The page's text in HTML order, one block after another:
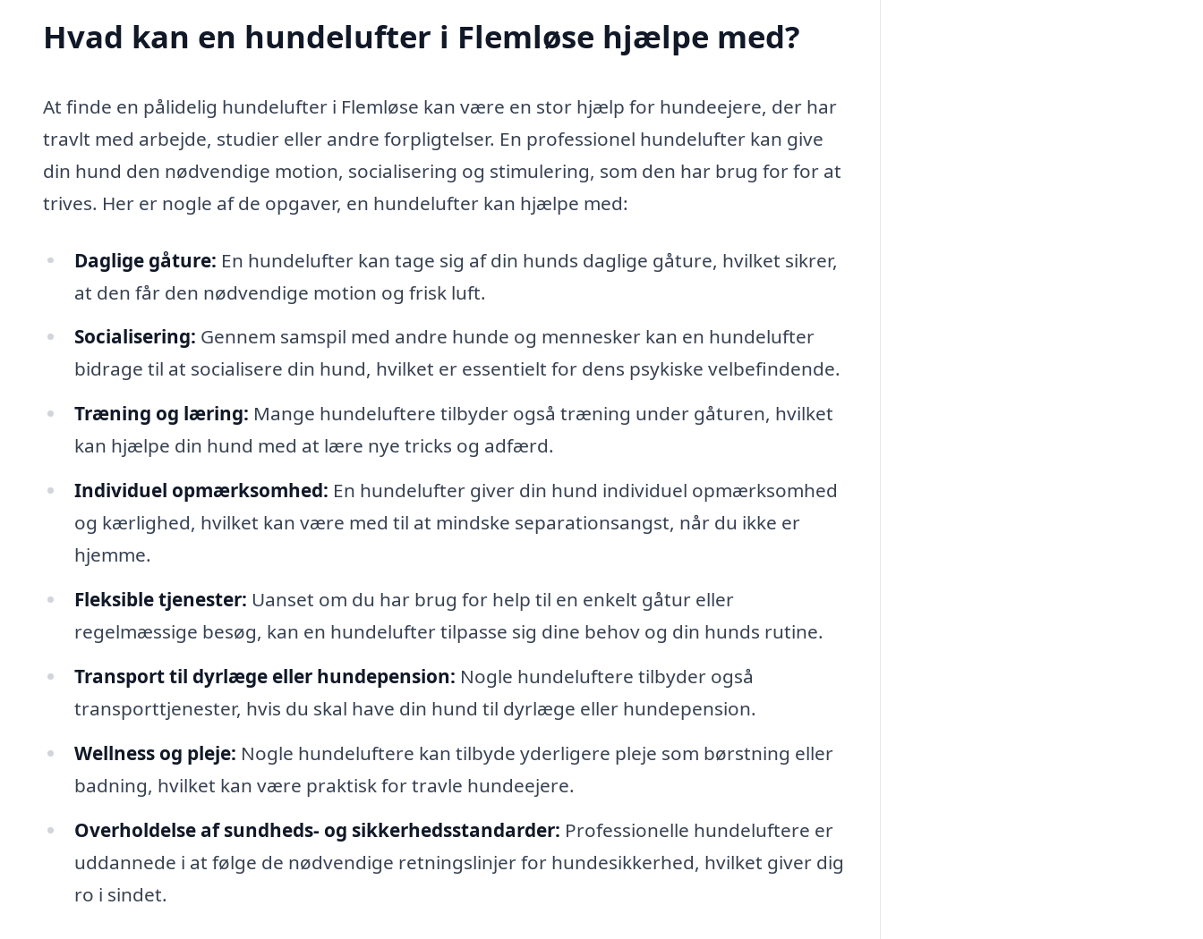
Hvad kan en hundelufter i Flemløse hjælpe med?
At finde en pålidelig hundelufter i Flemløse kan være en stor hjælp for hundeejere, der har
travlt med arbejde, studier eller andre forpligtelser. En professionel hundelufter kan give
din hund den nødvendige motion, socialisering og stimulering, som den har brug for for at
trives. Her er nogle af de opgaver, en hundelufter kan hjælpe med:
Daglige gåture: En hundelufter kan tage sig af din hunds daglige gåture, hvilket sikrer,
at den får den nødvendige motion og frisk luft.
Socialisering: Gennem samspil med andre hunde og mennesker kan en hundelufter
bidrage til at socialisere din hund, hvilket er essentielt for dens psykiske velbefindende.
Træning og læring: Mange hundeluftere tilbyder også træning under gåturen, hvilket
kan hjælpe din hund med at lære nye tricks og adfærd.
Individuel opmærksomhed: En hundelufter giver din hund individuel opmærksomhed
og kærlighed, hvilket kan være med til at mindske separationsangst, når du ikke er
hjemme.
Fleksible tjenester: Uanset om du har brug for help til en enkelt gåtur eller
regelmæssige besøg, kan en hundelufter tilpasse sig dine behov og din hunds rutine.
Transport til dyrlæge eller hundepension: Nogle hundeluftere tilbyder også
transporttjenester, hvis du skal have din hund til dyrlæge eller hundepension.
Wellness og pleje: Nogle hundeluftere kan tilbyde yderligere pleje som børstning eller
badning, hvilket kan være praktisk for travle hundeejere.
Overholdelse af sundheds- og sikkerhedsstandarder: Professionelle hundeluftere er
uddannede i at følge de nødvendige retningslinjer for hundesikkerhed, hvilket giver dig
ro i sindet.